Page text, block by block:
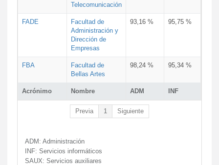
Acrónimo Nombre ADM INF
Telecomunicación
FADE
Facultad de
Administración y
Dirección de
Empresas
93,16 % 95,75 %
FBA
Facultad de
Bellas Artes
98,24 % 95,34 %
Previa 1 Siguiente
ADM: Administración
INF: Servicios informáticos
SAUX: Servicios auxiliares